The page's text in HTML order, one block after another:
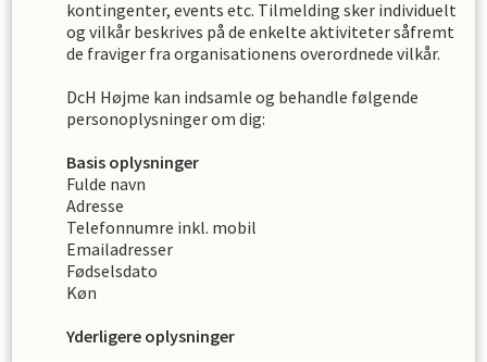
kontingenter, events etc. Tilmelding sker individuelt
og vilkår beskrives på de enkelte aktiviteter såfremt
de fraviger fra organisationens overordnede vilkår.
DcH Højme kan indsamle og behandle følgende
personoplysninger om dig:
Basis oplysninger
Fulde navn
Adresse
Telefonnumre inkl. mobil
Emailadresser
Fødselsdato
Køn
Yderligere oplysninger